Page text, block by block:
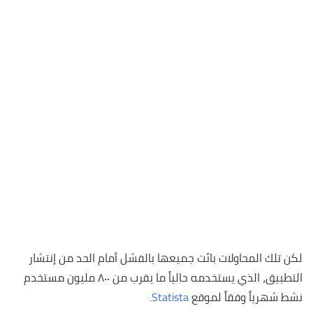
لكن تلك المحاولات بائت جميعها بالفشل أمام الحد من إنتشار
التطبيق، الذي يستخدمه حالياً ما يقرب من ٨٠٠ مليون مستخدم
نشط شهرياً وفقاً لموقعStatista
.